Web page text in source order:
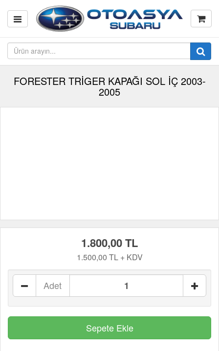
FORESTER TRİGER KAPAĞI SOL İÇ 2003-
2005
1.800,00 TL
1.500,00 TL + KDV
Adet